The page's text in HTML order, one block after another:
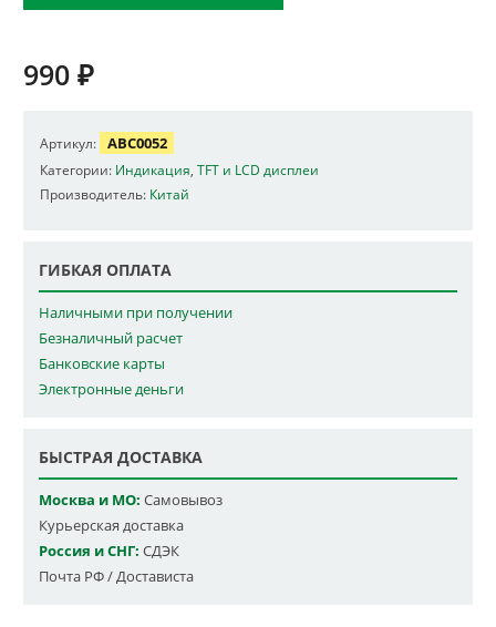
990 ₽
Артикул: ABC0052
Категории: Индикация TFT и LCD дисплеи
Производитель: Китай
ГИБКАЯ ОПЛАТА
Наличными при получении
Безналичный расчет
Банковские карты
Электронные деньги
БЫСТРАЯ ДОСТАВКА
Москва и МО: Самовывоз
Курьерская доставка
Россия и СНГ: СДЭК
Почта РФ / Достависта